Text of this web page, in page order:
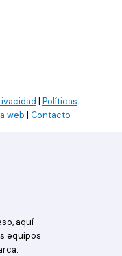
| Políticas
web | Contacto
aquí
equipos